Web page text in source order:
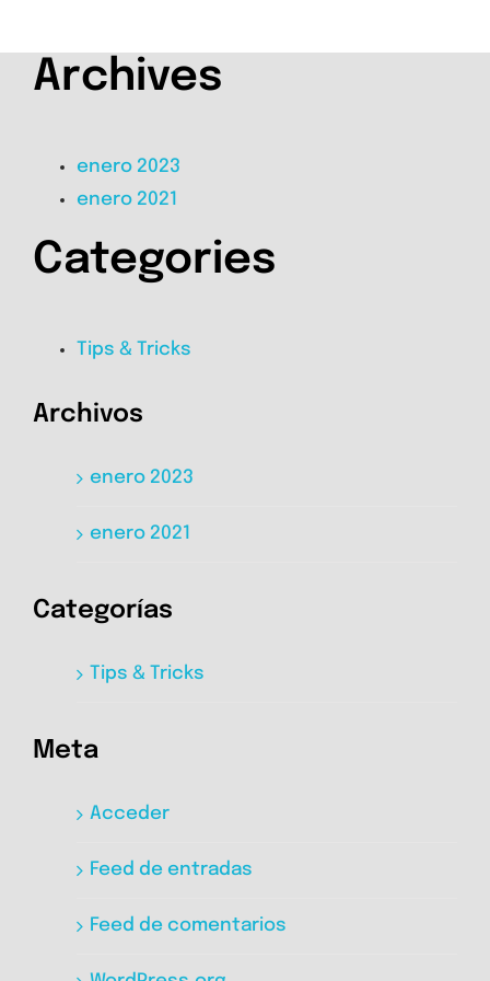
Archives
enero 2023
enero 2021
Categories
Tips & Tricks
Archivos
enero 2023
enero 2021
Categorías
Tips & Tricks
Meta
Acceder
Feed de entradas
Feed de comentarios